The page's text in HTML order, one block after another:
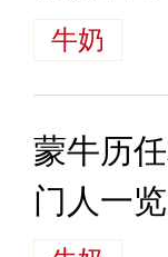
牛奶
蒙牛历
门人一